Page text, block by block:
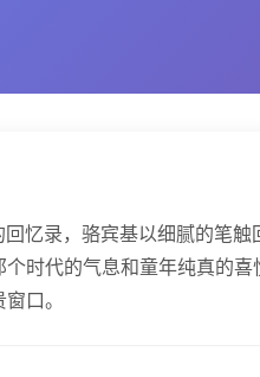
忆录，骆宾基以细腻的笔触
时代的气息和童年纯真的
口。